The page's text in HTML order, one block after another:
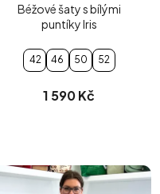
Béžové šaty s bílými
puntíky Iris
42 46 50 52
1 590 Kč